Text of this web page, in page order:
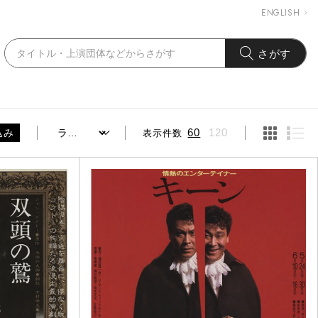
ENGLISH
さがす
み 表示件数 60 120